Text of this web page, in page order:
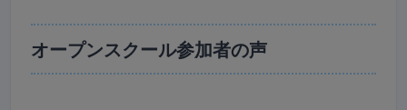
オープンスクール参加者の声